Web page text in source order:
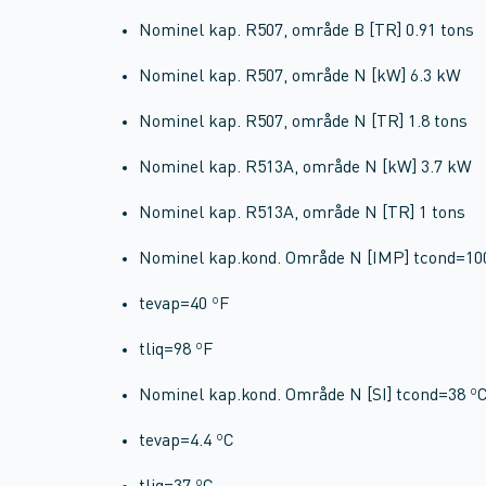
Nominel kap. R507, område B [TR] 0.91 tons
Nominel kap. R507, område N [kW] 6.3 kW
Nominel kap. R507, område N [TR] 1.8 tons
Nominel kap. R513A, område N [kW] 3.7 kW
Nominel kap. R513A, område N [TR] 1 tons
Nominel kap.kond. Område N [IMP]
tevap=40 ºF
tliq=98 ºF
Nominel kap.kond. Område N [SI] tcond=38 ºC
tevap=4.4 ºC